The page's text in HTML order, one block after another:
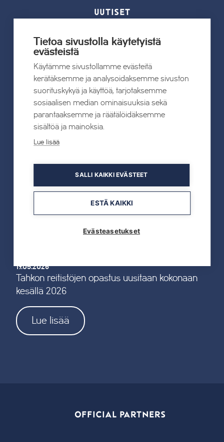
UUTISET
Kaikki uutiset
22.07.2026
Tahkon Talviteatterissa nauretaan
suomalaiselle arjelle
Lue lisää
TAHKOcom palkittiin Vuoden Digiyrityksenä
Lue lisää
19.05.2026
Tahkon reitistöjen opastus uusitaan kokonaan
kesällä 2026
Lue lisää
OFFICIAL PARTNERS
Tietoa sivustolla käytetyistä
evästeistä
Käytämme sivustollamme evästeitä
kerätäksemme ja analysoidaksemme sivuston
suorituskykyä ja käyttöä, tarjotaksemme
sosiaalisen median ominaisuuksia sekä
parantaaksemme ja räätälöidäksemme
sisältöä ja mainoksia.
Lue lisää
SALLI KAIKKI EVÄSTEET
ESTÄ KAIKKI
Evästeasetukset